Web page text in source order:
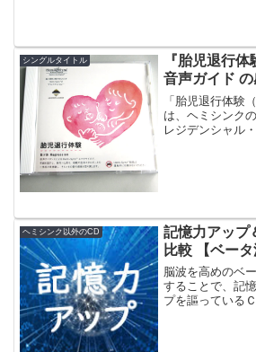
シングルタイトル
『胎児退行
音声ガイド
「胎児退行体験
は、ヘミシンク
レジデンシャル
ヘミシンク以外のCD
記憶力アップ
比較 【ベータ
脳波を高めのベ
することで、記
プを謳っている